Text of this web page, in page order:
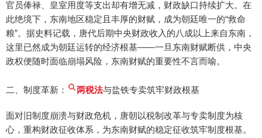
官员俸禄、皇室用度等支出却有增无减，财政缺口持续扩大。在
此绝境下，东南地区稳定且丰厚的财赋，成为朝廷唯一的“救命
粮”。据史料记载，唐代后期中央财政收入的八成以上来自东南，
这里已然成为朝廷运转的经济根基——一旦东南财赋断供，中央
政权便随时面临崩塌风险，东南财赋的重要性不言而喻。
二、制度革新： 两税法与盐铁专卖筑牢财政根基
面对旧制度崩溃与财政危机，唐朝以税制改革与专卖制度为核
心，重构财政征收体系，为东南财赋的稳定征收筑牢制度根基。